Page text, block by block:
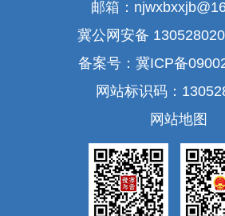
邮箱：
冀公网安备
备案号：冀ICP备
网站标识码：
网站地图